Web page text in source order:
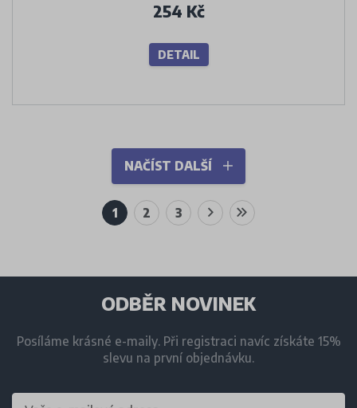
254 Kč
DETAIL
NAČÍST DALŠÍ
1 2 3
ODBĚR NOVINEK
Posíláme krásné e-maily. Při registraci navíc získáte 15%
slevu na první objednávku.